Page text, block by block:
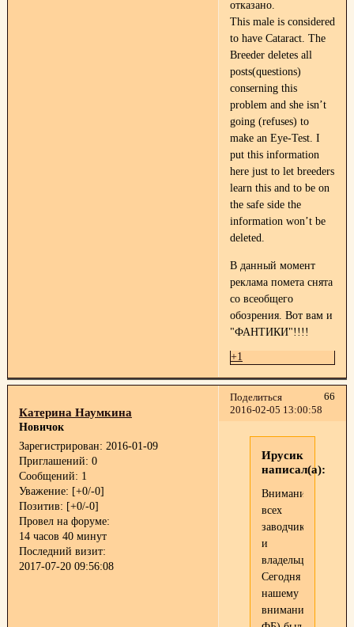
отказано.
This male is considered
to have Cataract. The
Breeder deletes all
posts(questions)
conserning this
problem and she isn’t
going (refuses) to
make an Eye-Test. I
put this information
here just to let breeders
learn this and to be on
the safe side the
information won’t be
deleted.
В данный момент
реклама помета снята
со всеобщего
обозрения. Вот вам и
"ФАНТИКИ"!!!!
+1
Поделиться
66
2016-02-05 13:00:58
Катерина Наумкина
Новичок
Зарегистрирован: 2016-01-09
Приглашений: 0
Сообщений: 1
Уважение: [+0/-0]
Позитив: [+0/-0]
Провел на форуме:
14 часов 40 минут
Последний визит:
2017-07-20 09:56:08
Ирусик
написал(а):
Внимание
всех
заводчиков
и
владельцев!
Сегодня
нашему
вниманию(на